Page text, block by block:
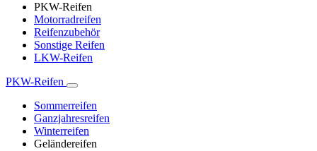
PKW-Reifen
Motorradreifen
Reifenzubehör
Sonstige Reifen
LKW-Reifen
PKW-Reifen
Sommerreifen
Ganzjahresreifen
Winterreifen
Geländereifen